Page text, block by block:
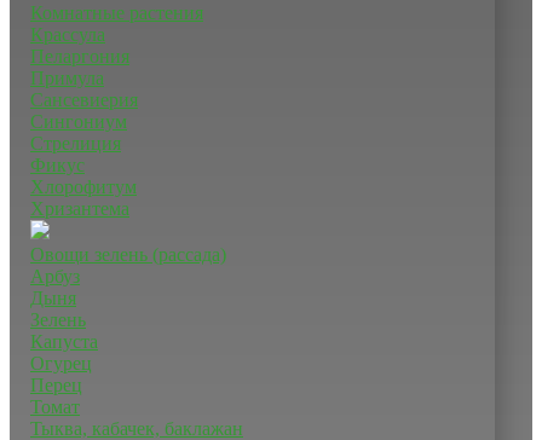
Комнатные растения
Крассула
Пеларгония
Примула
Сансевиерия
Сингониум
Стрелиция
Фикус
Хлорофитум
Хризантема
Овощи зелень (рассада)
Арбуз
Дыня
Зелень
Капуста
Огурец
Перец
Томат
Тыква, кабачек, баклажан